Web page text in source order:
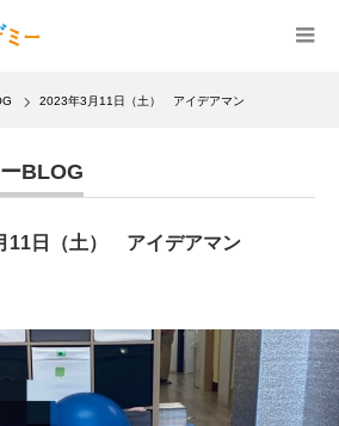
2023年3月11日（土） アイデアマン
BLOG
11日（土） アイデアマン